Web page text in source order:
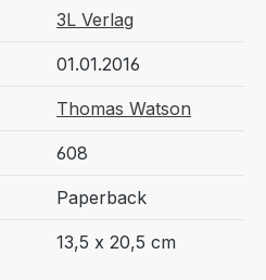
3L Verlag
01.01.2016
Thomas Watson
608
Paperback
13,5 x 20,5 cm